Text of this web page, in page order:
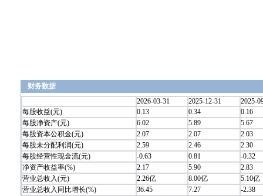
财务数据
2026-03-31
2025-12-31
2025-
每股收益(元)
0.13 0.34
0.16
每股净资产(元)
6.02 5.89
5.67
每股资本公积金(元)
2.07 2.07
2.03
每股未分配利润(元)
2.59 2.46
2.30
每股经营性现金流(元)
-0.63 0.81
-0.32
净资产收益率(%)
2.17 5.90
2.83
营业总收入(元)
2.26亿 8.00亿
5.10亿
营业总收入同比增长(%)
36.45 7.27
-2.38